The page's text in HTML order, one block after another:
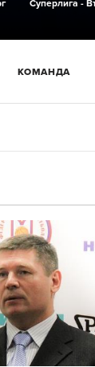
Суперлига -
КОМАНДА